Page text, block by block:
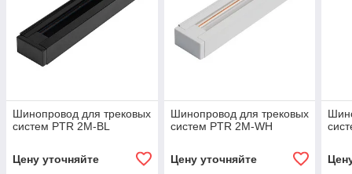
Шинопровод для трековых
систем PTR 2M-BL
Цену уточняйте
Шинопровод для трековых
систем PTR 2M-WH
Цену уточняйте